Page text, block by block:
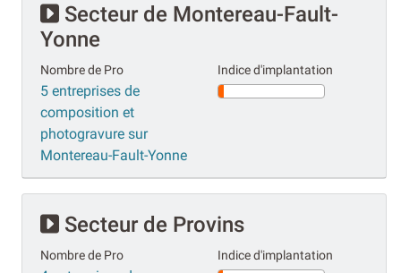
Secteur de Montereau-Fault-
Yonne
Nombre de Pro
5 entreprises de
composition et
photogravure sur
Montereau-Fault-Yonne
Indice d'implantation
Secteur de Provins
Nombre de Pro Indice d'implantation